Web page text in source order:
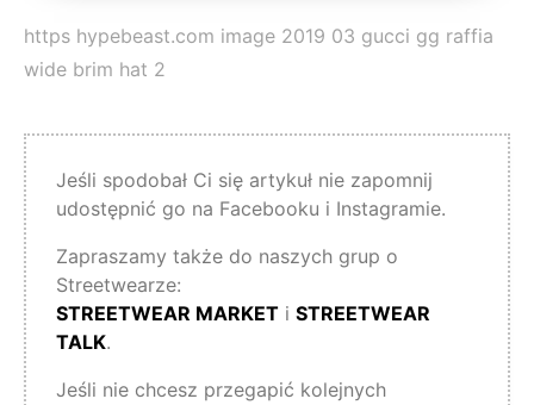
https hypebeast.com image 2019 03 gucci gg raffia
wide brim hat 2
Jeśli spodobał Ci się artykuł nie zapomnij
udostępnić go na Facebooku i Instagramie.
Zapraszamy także do naszych grup o
Streetwearze:
STREETWEAR MARKET i STREETWEAR
TALK.
Jeśli nie chcesz przegapić kolejnych